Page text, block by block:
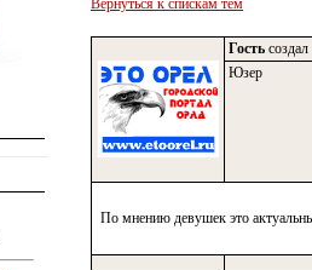
Вернуться к спискам тем
Гость
Юзер
По мнению девушек это